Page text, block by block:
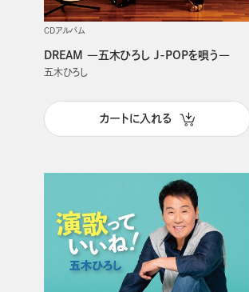
CDアルバム
DREAM ―五木ひろし J-POPを唄う―
五木ひろし
カートに入れる